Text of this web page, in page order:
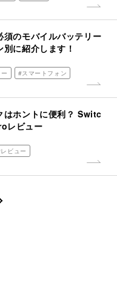
須のモバイルバッテリー
に紹介します！
#スマートフォン
はホントに便利？ Switc
レビュー
ビュー